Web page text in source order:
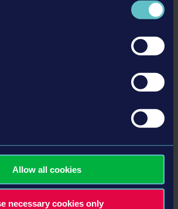
Allow all cookies
necessary cookies only
DLC